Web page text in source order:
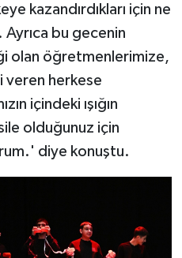
kazandırdıkları için ne
bu gecenin
olan öğretmenlerimize,
veren herkese
içindeki ışığın
olduğunuz için
diye konuştu.